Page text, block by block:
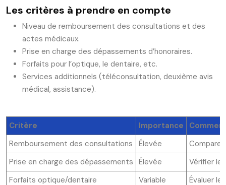
Les critères à prendre en compte
Niveau de remboursement des consultations et des
actes médicaux.
Prise en charge des dépassements d’honoraires.
Forfaits pour l’optique, le dentaire, etc.
Services additionnels (téléconsultation, deuxième avis
médical, assistance).
Critère Importance
Remboursement des consultations
Élevée
Comparer
Prise en charge des dépassements Élevée
Vérifier le
Forfaits optique/dentaire
Variable Évaluer